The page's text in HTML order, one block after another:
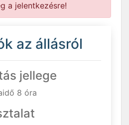
a jelentkezésre!
az állásról
jellege
8 óra